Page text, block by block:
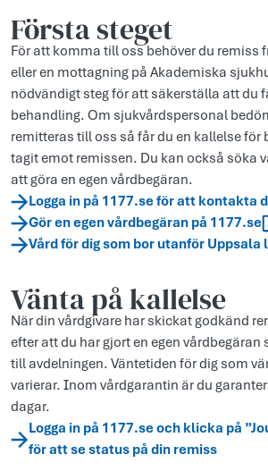
Första steget
För att komma till oss behöver du remiss
eller en mottagning på Akademiska
nödvändigt steg för att säkerställa att du
behandling. Om sjukvårdspersonal
remitteras till oss så får du en kallelse för
tagit emot remissen. Du kan också söka
att göra en egen vårdbegäran.
Logga in på 1177.se för att kontakta
Gör en egen vårdbegäran på 1177.se
Vård för dig som bor utanför Uppsala
Vänta på kallelse
När din vårdgivare har skickat godkänd
efter att du har gjort en egen vårdbegäran
till avdelningen. Väntetiden för dig som
varierar. Inom vårdgarantin är du
dagar.
Logga in på 1177.se och klicka på
för att se status på din remiss